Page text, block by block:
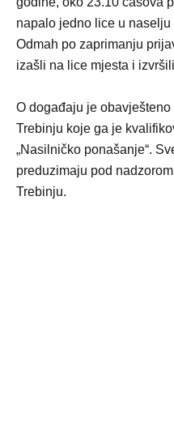
napalo jedno lice u naselju
Odmah po zaprimanju
izašli na lice mjesta i
O događaju je
Trebinju koje ga je
„Nasilničko ponašanje“.
preduzimaju pod
Trebinju.